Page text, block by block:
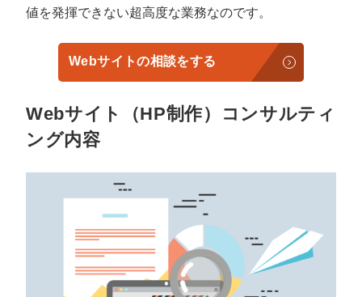
値を発揮できない超高度な業務なのです。
Webサイトの相談をする
Webサイト（HP制作）コンサルティ
ング内容